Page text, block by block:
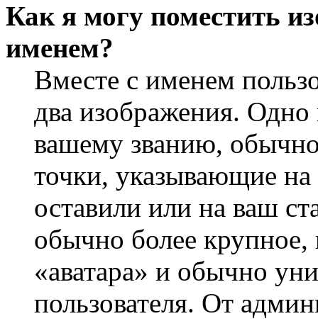
Как я могу поместить
именем?
Вместе с именем
два изображения.
вашему званию, обычно
точки, указывающие
оставили или на ваш
обычно более крупное,
«аватара» и обычно
пользователя. От